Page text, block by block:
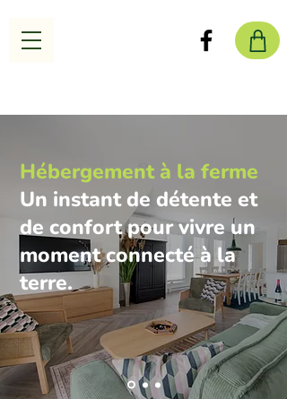
Hébergement à la ferme
Un instant de détente et
de confort pour vivre un
moment connecté à la
terre.